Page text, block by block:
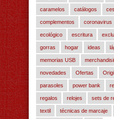
caramelos catálogos
complementos coronavirus
ecológico escritura
gorras hogar ideas
memorias USB
novedades Ofertas
parasoles power bank
regalos relojes sets de
textil técnicas de marcaje